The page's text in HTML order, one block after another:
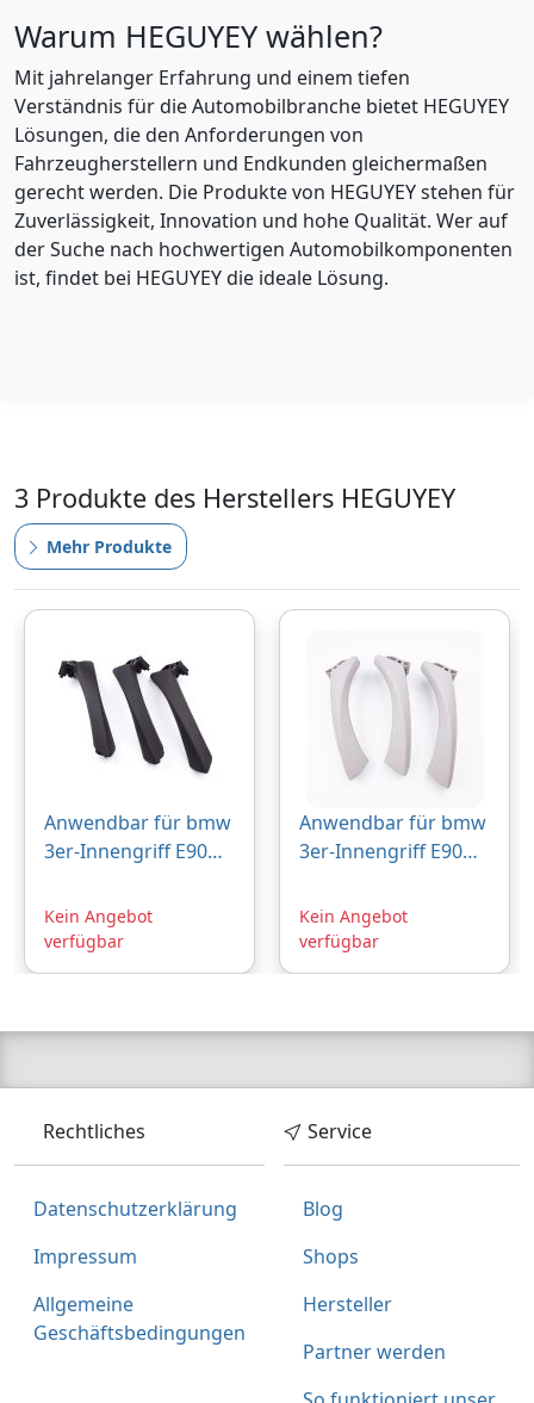
Warum HEGUYEY wählen?
Mit jahrelanger Erfahrung und einem tiefen
Verständnis für die Automobilbranche bietet HEGUYEY
Lösungen, die den Anforderungen von
Fahrzeugherstellern und Endkunden gleichermaßen
gerecht werden. Die Produkte von HEGUYEY stehen für
Zuverlässigkeit, Innovation und hohe Qualität. Wer auf
der Suche nach hochwertigen Automobilkomponenten
ist, findet bei HEGUYEY die ideale Lösung.
3 Produkte des Herstellers HEGUYEY
Mehr Produkte
Anwendbar für bmw
3er-Innengriff E90
Türgriff Tür Innen
armlehne bmw
Kein Angebot
verfügbar
Anwendbar für bmw
3er-Innengriff E90
Türgriff Tür Innen
armlehne bmw
Kein Angebot
verfügbar
Rechtliches
Datenschutzerklärung
Impressum
Allgemeine
Geschäftsbedingungen
Service
Blog
Shops
Hersteller
Partner werden